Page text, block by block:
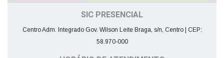
SIC PRESENCIAL
Centro Adm. Integrado Gov. Wilson Leite Braga, s/n, Centro | CEP:
58.970-000